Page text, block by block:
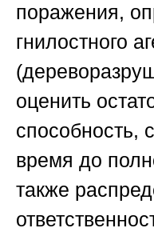
поражения,
гнилостного
оценить
способность,
время до
также